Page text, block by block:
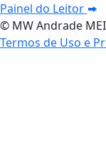
Painel do Leitor
© MW Andrade MEI
Termos de Uso e